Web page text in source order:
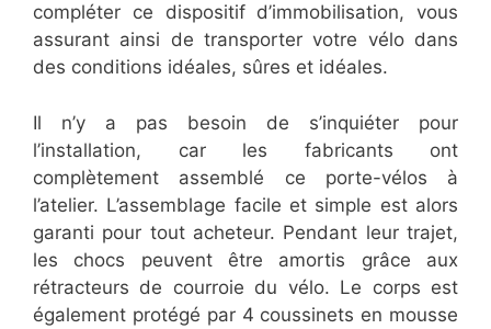
compléter ce dispositif d’immobilisation, vous
assurant ainsi de transporter votre vélo dans
des conditions idéales, sûres et idéales.
Il n’y a pas besoin de s’inquiéter pour
l’installation, car les fabricants ont
complètement assemblé ce porte-vélos à
l’atelier. L’assemblage facile et simple est alors
garanti pour tout acheteur. Pendant leur trajet,
les chocs peuvent être amortis grâce aux
rétracteurs de courroie du vélo. Le corps est
également protégé par 4 coussinets en mousse